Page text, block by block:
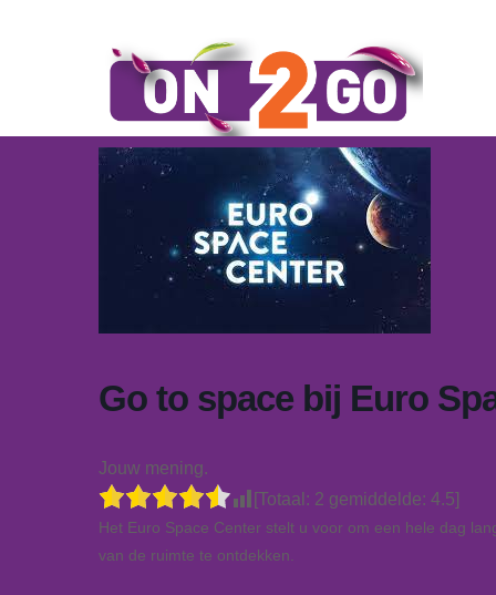
Go to space bij Euro
Jouw mening.
[Totaal: 2 gemiddelde: 4.5]
Het Euro Space Center stelt u voor om een hele dag
van de ruimte te ontdekken.